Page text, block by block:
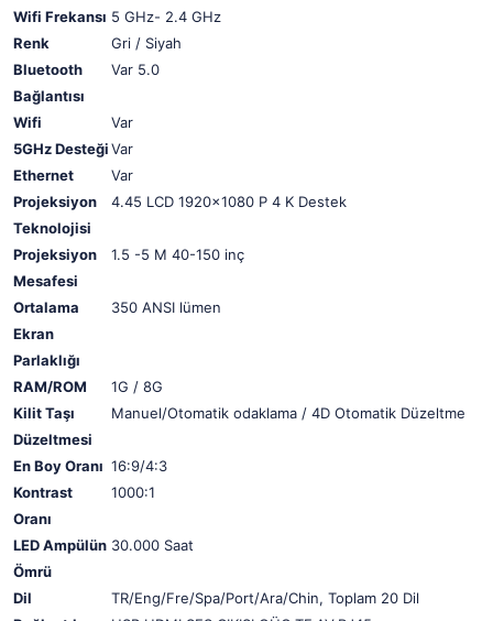
Wifi Frekansı 5 GHz- 2.4 GHz
Renk
Gri / Siyah
Bluetooth
Bağlantısı
Var 5.0
Wifi
Var
5GHz DesteğiVar
Ethernet
Var
Projeksiyon
Teknolojisi
4.45 LCD 1920x1080 P 4 K Destek
Projeksiyon
Mesafesi
1.5 -5 M 40-150 inç
Ortalama
Ekran
Parlaklığı
350 ANSI lümen
RAM/ROM
1G / 8G
Kilit Taşı
Düzeltmesi
Manuel/Otomatik odaklama / 4D Otomatik Düzeltme
En Boy Oranı 16:9/4:3
Kontrast
Oranı
1000:1
LED Ampülün
Ömrü
30.000 Saat
Dil
TR/Eng/Fre/Spa/Port/Ara/Chin, Toplam 20 Dil